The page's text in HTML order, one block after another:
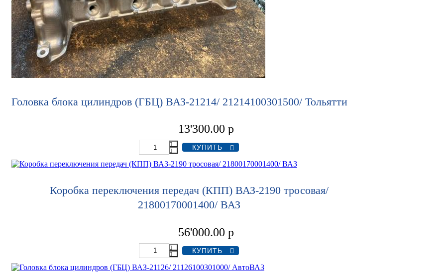
Головка блока цилиндров (ГБЦ) ВАЗ-21214/ 21214100301500/ Тольятти
13'300.00 р
Коробка переключения передач (КПП) ВАЗ-2190 тросовая/
21800170001400/ ВАЗ
56'000.00 р